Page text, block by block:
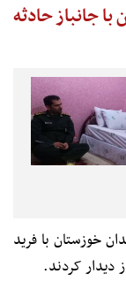
جانباز حادثه
خوزستان با فرید